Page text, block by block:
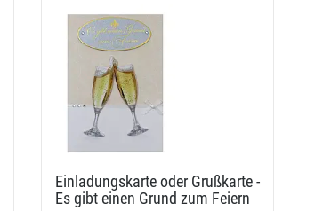
Einladungskarte oder Grußkarte -
Es gibt einen Grund zum Feiern